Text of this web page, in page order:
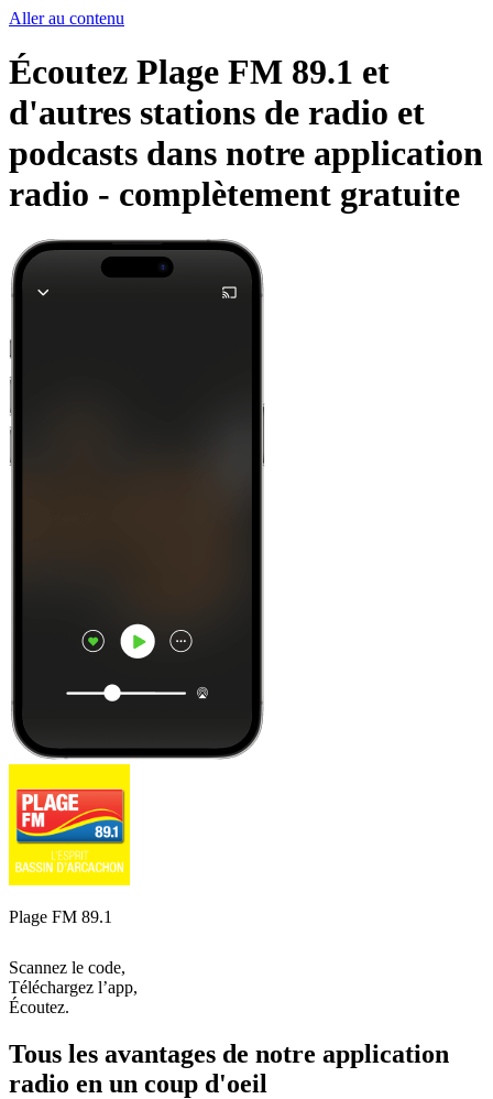
Aller au contenu
Écoutez Plage FM 89.1 et
d'autres stations de radio et
podcasts dans notre application
radio - complètement gratuite
Plage FM 89.1
Scannez le code,
Téléchargez l’app,
Écoutez.
Tous les avantages de notre application
radio en un coup d'oeil